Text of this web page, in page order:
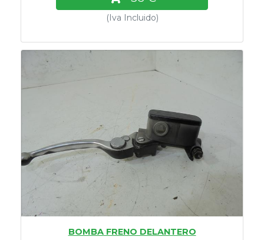
(Iva Incluido)
BOMBA FRENO DELANTERO